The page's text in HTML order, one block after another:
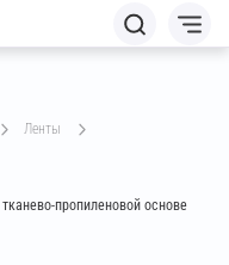
ленты
пропиленовой основе